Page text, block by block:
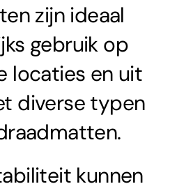
zijn ideaal
gebruik op
locaties en uit
diverse typen
kunnen